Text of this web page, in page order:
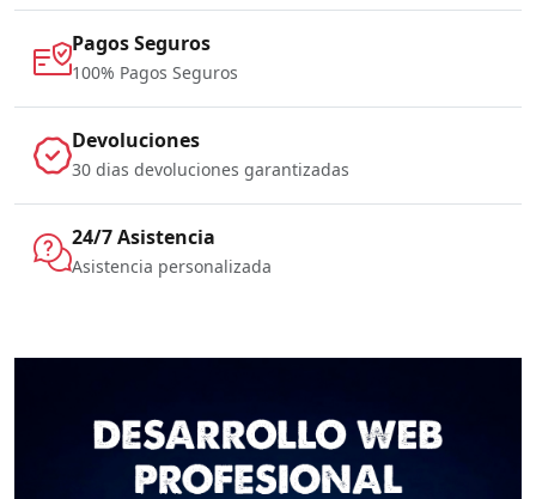
Pagos Seguros
100% Pagos Seguros
Devoluciones
30 dias devoluciones garantizadas
24/7 Asistencia
Asistencia personalizada